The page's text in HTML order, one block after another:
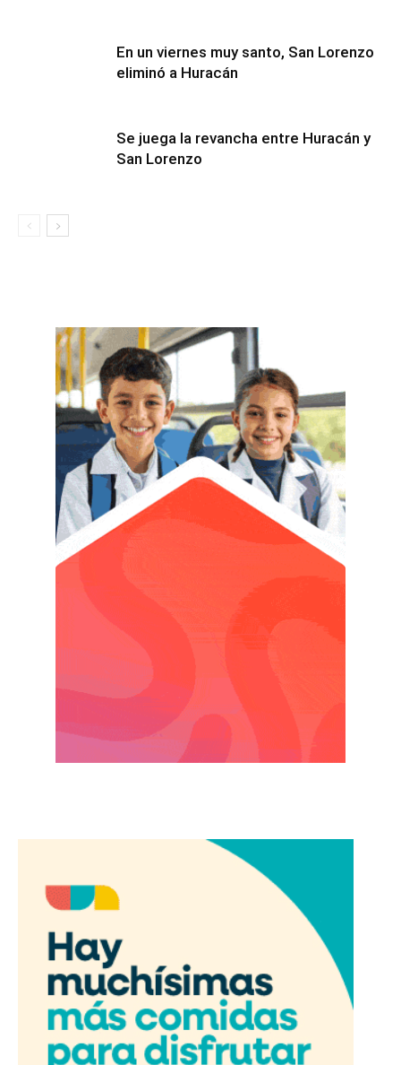
En un viernes muy santo, San Lorenzo
eliminó a Huracán
Se juega la revancha entre Huracán y
San Lorenzo